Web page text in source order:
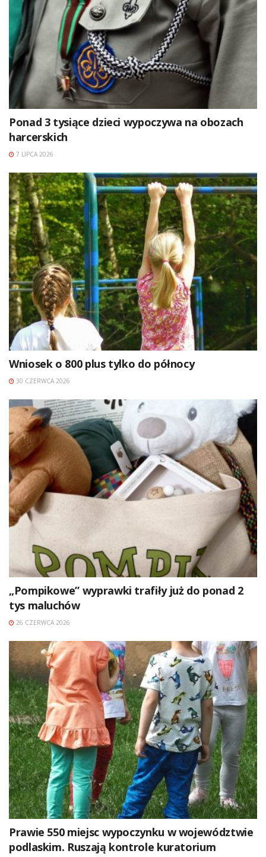
Ponad 3 tysiące dzieci wypoczywa na obozach
harcerskich
7 LIPCA 2026
Wniosek o 800 plus tylko do północy
30 CZERWCA 2026
„Pompikowe” wyprawki trafiły już do ponad 2
tys maluchów
26 CZERWCA 2026
Prawie 550 miejsc wypoczynku w województwie
podlaskim. Ruszają kontrole kuratorium